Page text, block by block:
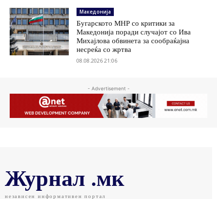
Македонија
Бугарското МНР со критики за
Македонија поради случајот со Ива
Михајлова обвинета за сообраќајна
несреќа со жртва
08.08.2026 21:06
- Advertisement -
Журнал .мк
независен информативен портал